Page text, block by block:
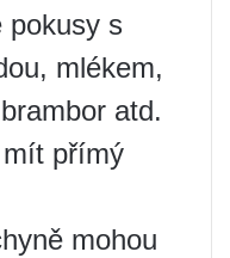
pokusy s
mlékem,
atd.
mít přímý
mohou